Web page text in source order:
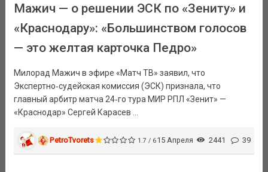
Мажич — о решении ЭСК по «Зениту» и
«Краснодару»: «Большинством голосов
— это желтая карточка Педро»
Милорад Мажич в эфире «Матч ТВ» заявил, что
Экспертно‑судейская комиссия (ЭСК) признала, что
главный арбитр матча 24‑го тура МИР РПЛ «Зенит» —
«Краснодар» Сергей Карасев ...
PetroTvorets 1.7 / 615 Апреля 2441 39